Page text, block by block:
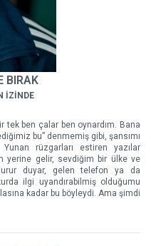
BIRAK
İZİNDE
tek ben çalar ben oynardım. Bana
bu” denmemiş gibi, şansımı
rüzgarları estiren yazılar
yerine gelir, sevdiğim bir ülke ve
duyar, gelen telefon ya da
ilgi uyandırabilmiş olduğumu
kadar bu böyleydi. Ama şimdi